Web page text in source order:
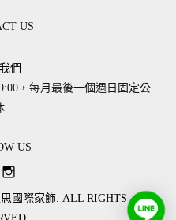
US
們
，每月最後一個週日固定公
US
國際家飾. ALL RIGHTS